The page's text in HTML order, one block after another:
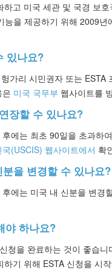
고 미국 세관 및 국경 보
을 제공하기 위해 2009
있나요?
가리 시민권자 또는
미국 국무부 웹사이트를
장할 수 있나요?
에는 최초 90일을 초과
(USCIS) 웹사이트에서 확
을 변경할 수 있나요?
에는 미국 내 신분을 변경
야 하나요?
청을 완료하는 것이 좋습니
기 위해 ESTA 신청을 시